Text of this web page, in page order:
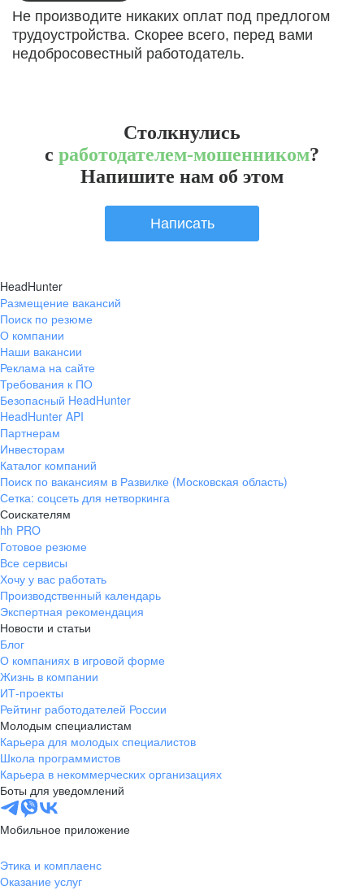
Не производите никаких оплат под предлогом
трудоустройства. Скорее всего, перед вами
недобросовестный работодатель.
Столкнулись
с работодателем-мошенником?
Напишите нам об этом
Написать
HeadHunter
Размещение вакансий
Поиск по резюме
О компании
Наши вакансии
Реклама на сайте
Требования к ПО
Безопасный HeadHunter
HeadHunter API
Партнерам
Инвесторам
Каталог компаний
Поиск по вакансиям в Развилке (Московская область)
Сетка: соцсеть для нетворкинга
Соискателям
hh PRO
Готовое резюме
Все сервисы
Хочу у вас работать
Производственный календарь
Экспертная рекомендация
Новости и статьи
Блог
О компаниях в игровой форме
Жизнь в компании
ИТ-проекты
Рейтинг работодателей России
Молодым специалистам
Карьера для молодых специалистов
Школа программистов
Карьера в некоммерческих организациях
Боты для уведомлений
Мобильное приложение
Этика и комплаенс
Оказание услуг